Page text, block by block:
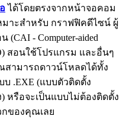
ได้โดยตรงจากหน้าจอคอม
มาะสำหรับ กราฟฟิคดีไซน์ ผู้
- Computer-aided
สอนใช้โปรแกรม และอื่นๆ
ามารถดาวน์โหลดได้ทั้ง
บ .EXE (แบบตัวติดตั้ง
หรือจะเป็นแบบไม่ต้องติดตั้ง
กของคุณเลย